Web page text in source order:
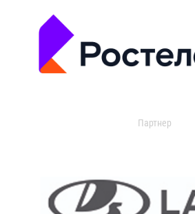
Партнер